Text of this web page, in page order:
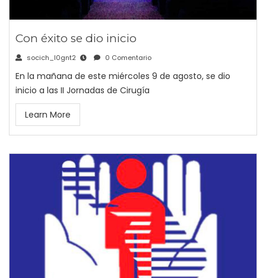
Con éxito se dio inicio
socich_l0gnt2 0 Comentario
En la mañana de este miércoles 9 de agosto, se dio
inicio a las II Jornadas de Cirugía
Learn More